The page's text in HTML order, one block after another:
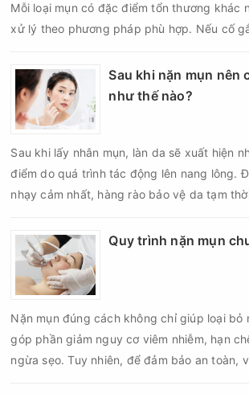
Mỗi loại mụn có đặc điểm tổn thương khác
xử lý theo phương pháp phù hợp. Nếu cố
nên nghiêm trọng hơn, làm tăng nguy cơ
thâm hoặc sẹo khó phục hồi.
Sau khi nặn mụn nên
như thế nào?
Sau khi lấy nhân mụn, làn da sẽ xuất hiện
điểm do quá trình tác động lên nang lông.
nhạy cảm nhất, hàng rào bảo vệ da tạm
cơ viêm nhiễm, thâm sau mụn hoặc hình
nếu chăm sóc không đúng cách. Chính vì
da sau nặn mụn không chỉ giúp vùng da
mà còn góp phần giảm nguy cơ tái phát
biến chứng về sau.
Quy trình nặn mụn
Nặn mụn đúng cách không chỉ giúp loại bỏ
góp phần giảm nguy cơ viêm nhiễm, hạn
ngừa sẹo. Tuy nhiên, để đảm bảo an toàn,